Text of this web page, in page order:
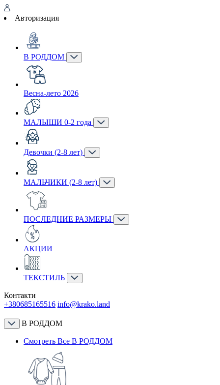
Авторизация
В РОДДОМ
Весна-лето 2026
МАЛЫШИ 0-2 года
Девочки (2-8 лет)
МАЛЬЧИКИ (2-8 лет)
ПОСЛЕДНИЕ РАЗМЕРЫ
АКЦИИ
ТЕКСТИЛЬ
Контакти
+380685165516 info@krako.land
В РОДДОМ
Смотреть Все В РОДДОМ